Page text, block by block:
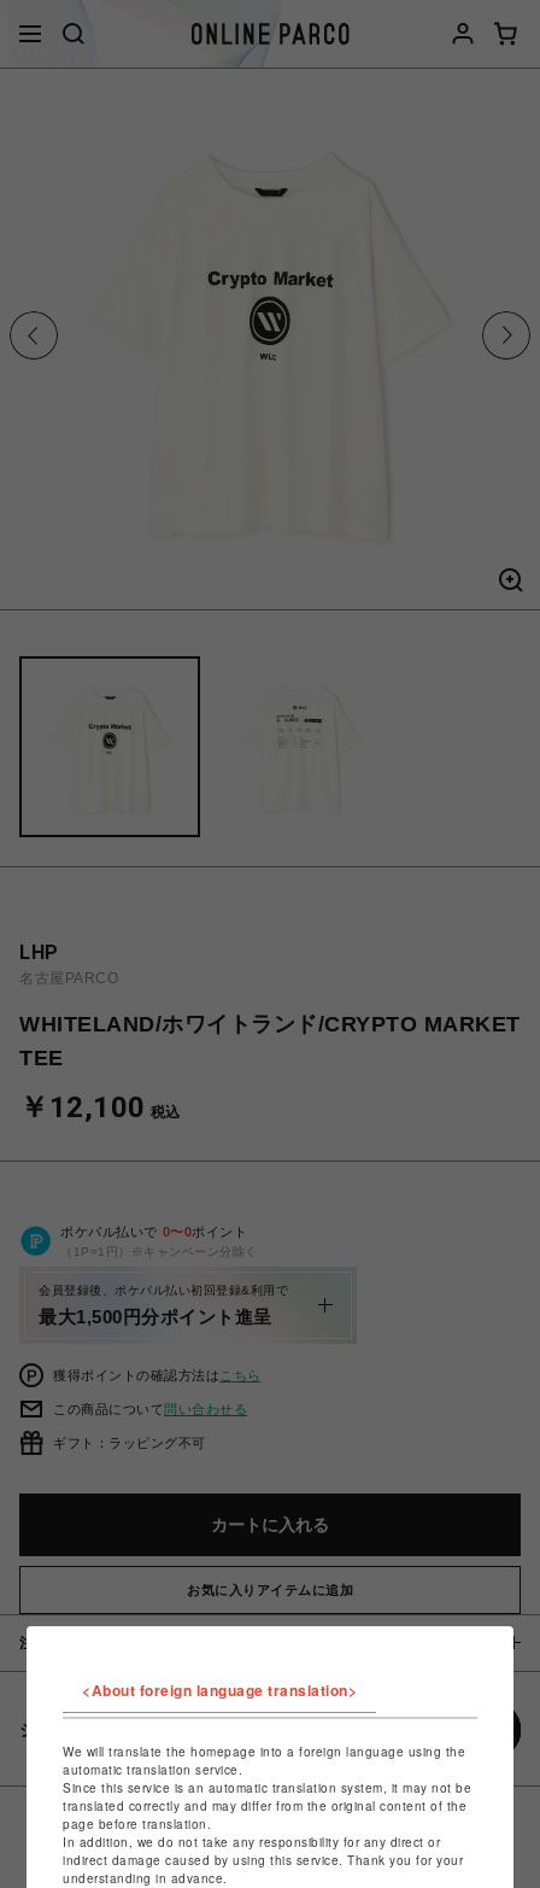
LHP
名古屋PARCO
WHITELAND/ホワイトランド/CRYPTO MARKET
TEE
￥12,100 税込
ポケパル払いで 0〜0ポイント
（1P=1円）※キャンペーン分除く
会員登録後、ポケパル払い初回登録&利用で
最大1,500円分ポイント進呈
獲得ポイントの確認方法は こちら
この商品について問い合わせる
ギフト：ラッピング不可
カートに入れる
お気に入りアイテムに追加
注意事項
シェアする
<About foreign language translation>
We will translate the homepage into a foreign language using the
automatic translation service.
Since this service is an automatic translation system, it may not be
translated correctly and may differ from the original content of the
page before translation.
In addition, we do not take any responsibility for any direct or
indirect damage caused by using this service. Thank you for your
understanding in advance.